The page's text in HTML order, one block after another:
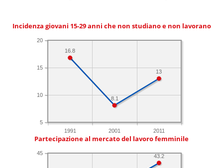
Incidenza giovani 15-29 anni che non studiano e non lavorano
1991 2001 2011
5
10
15
20
13
8.1
16.8
Partecipazione al mercato del lavoro femminile
45
43.2